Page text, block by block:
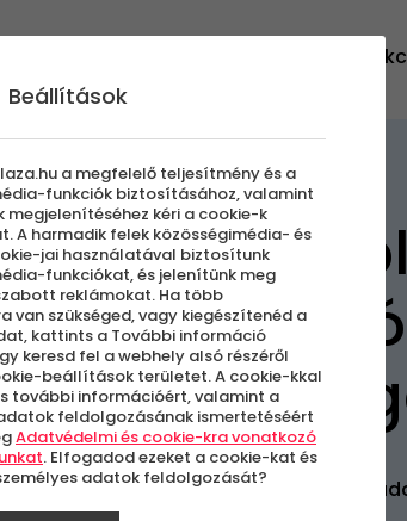
-20%
Beállítások
a megfelelő teljesítmény és a
funkciók biztosításához, valamint
megjelenítéséhez kéri a cookie-k
A harmadik felek közösségimédia- és
jai használatával biztosítunk
funkciókat, és jelenítünk meg
reklámokat. Ha több
van szükséged, vagy kiegészítenéd a
kattints a További információ
keresd fel a webhely alsó részéről
beállítások területet. A cookie-kkal
további információért, valamint a
feldolgozásának ismertetéséért
Adatvédelmi és cookie-kra vonatkozó
. Elfogadod ezeket a cookie-kat és
adatok feldolgozását?